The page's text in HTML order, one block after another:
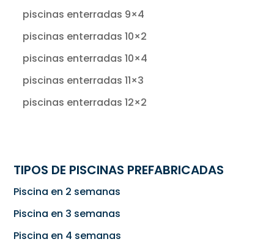
piscinas enterradas 9×4
piscinas enterradas 10×2
piscinas enterradas 10×4
piscinas enterradas 11×3
piscinas enterradas 12×2
TIPOS DE PISCINAS PREFABRICADAS
Piscina en 2 semanas
Piscina en 3 semanas
Piscina en 4 semanas